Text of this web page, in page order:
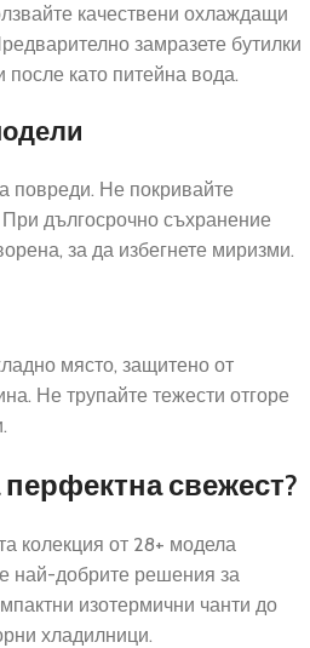
качествени охлаждащи
замразете бутилки
после като питейна вода.
повреди. Не покривайте
дългосрочно съхранение
за да избегнете миризми.
място, защитено от
Не трупайте тежести отгоре
перфектна свежест?
колекция от 28+ модела
най-добрите решения за
изотермични чанти до
хладилници.